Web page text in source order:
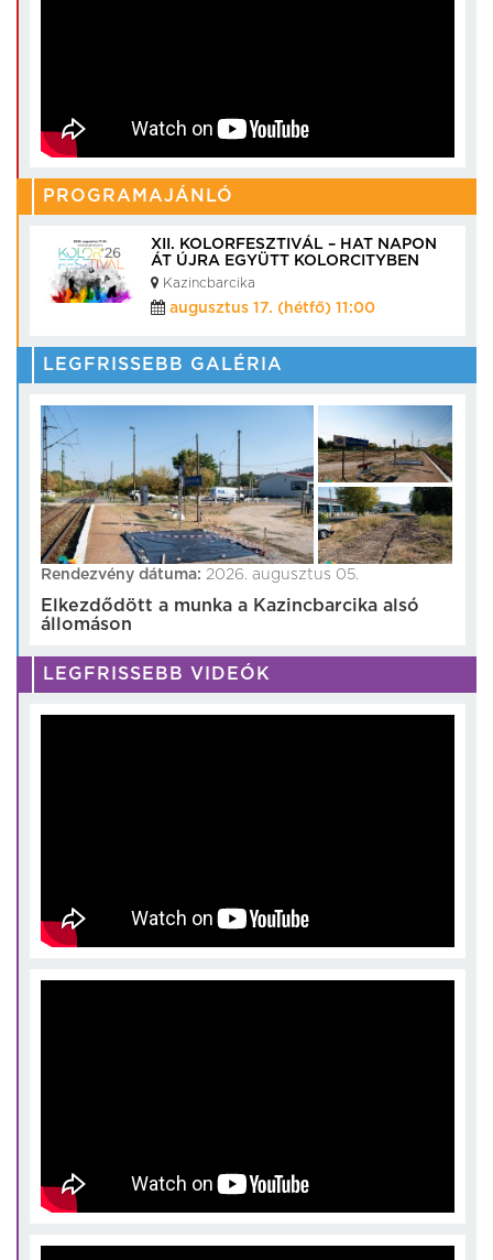
PROGRAMAJÁNLÓ
XII. KOLORFESZTIVÁL – HAT NAPON
ÁT ÚJRA EGYÜTT KOLORCITYBEN
Kazincbarcika
augusztus 17. (hétfő) 11:00
LEGFRISSEBB GALÉRIA
Rendezvény dátuma: 2026. augusztus 05.
Elkezdődött a munka a Kazincbarcika alsó
állomáson
LEGFRISSEBB VIDEÓK